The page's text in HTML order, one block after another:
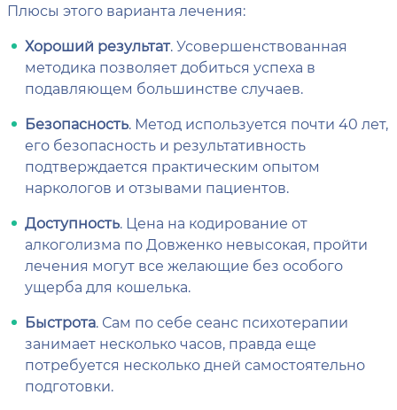
Плюсы этого варианта лечения:
Хороший результат. Усовершенствованная
методика позволяет добиться успеха в
подавляющем большинстве случаев.
Безопасность. Метод используется почти 40 лет,
его безопасность и результативность
подтверждается практическим опытом
наркологов и отзывами пациентов.
Доступность. Цена на кодирование от
алкоголизма по Довженко невысокая, пройти
лечения могут все желающие без особого
ущерба для кошелька.
Быстрота. Сам по себе сеанс психотерапии
занимает несколько часов, правда еще
потребуется несколько дней самостоятельно
подготовки.